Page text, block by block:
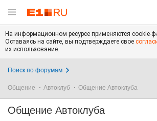
На информационном ресурсе применяются cookie-
Оставаясь на сайте, вы подтверждаете свое
их использование.
Поиск по форумам
Общение Автоклуб Общение Автоклуба
Общение Автоклуба